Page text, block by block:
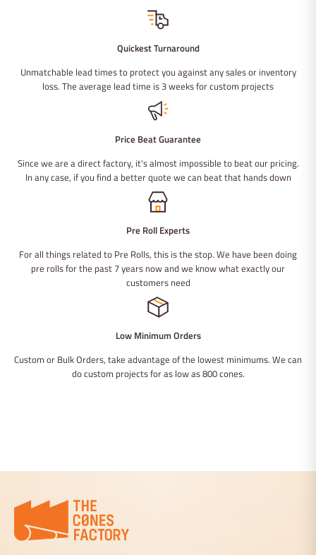
Quickest Turnaround
Unmatchable lead times to protect you against any sales or inventory
loss. The average lead time is 3 weeks for custom projects
Price Beat Guarantee
Since we are a direct factory, it's almost impossible to beat our pricing.
In any case, if you find a better quote we can beat that hands down
Pre Roll Experts
For all things related to Pre Rolls, this is the stop. We have been doing
pre rolls for the past 7 years now and we know what exactly our
customers need
Low Minimum Orders
Custom or Bulk Orders, take advantage of the lowest minimums. We can
do custom projects for as low as 800 cones.